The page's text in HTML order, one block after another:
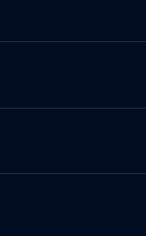
компании